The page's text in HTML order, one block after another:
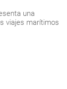
una
viajes marítimos